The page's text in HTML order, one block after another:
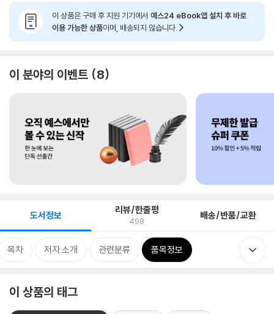
이 상품은 구매 후 지원 기기에서 예스24 eBook앱 설치 후 바로
이용 가능한 상품이며, 배송되지 않습니다.
이 분야의 이벤트 8
도서정보 리뷰/한줄평
498 배송/반품/교환
목차 저자 소개 관련분류 품목정보
이 상품의 태그